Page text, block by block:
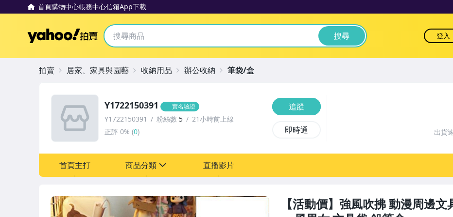
首頁購物中心帳務中心信箱App下載
Yahoo拍賣 搜尋 登入
【活動價】強風吹拂 動漫周邊
Y1722150391 實名驗證
Y1722150391 粉絲數 5
21小時前上線
正評 0% (0)
追蹤
即時通 出貨
首頁主打 商品分類 直播影片
拍賣 居家、家具與園藝 收納用品 辦公收納 筆袋/盒